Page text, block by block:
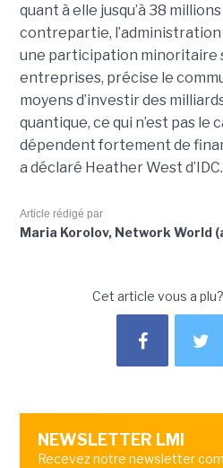
quant à elle jusqu’à 38
contrepartie,
une participation minoritaire
entreprises, précise le
moyens d’investir des
quantique, ce qui n’est pas le
dépendent fortement de
a déclaré Heather West d’IDC.
Article rédigé par
Maria Korolov, Network World
Cet article vous a plu?
NEWSLETTER LMI
Recevez notre newsletter